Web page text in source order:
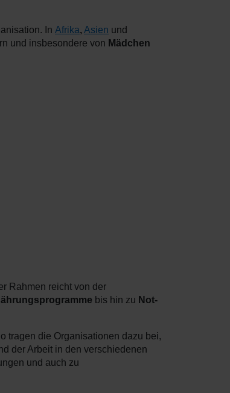
In Afrika, Asien und
und insbesondere von Mädchen
Rahmen reicht von der
bis hin zu Not-
tragen die Organisationen dazu bei,
der Arbeit in den verschiedenen
und auch zu